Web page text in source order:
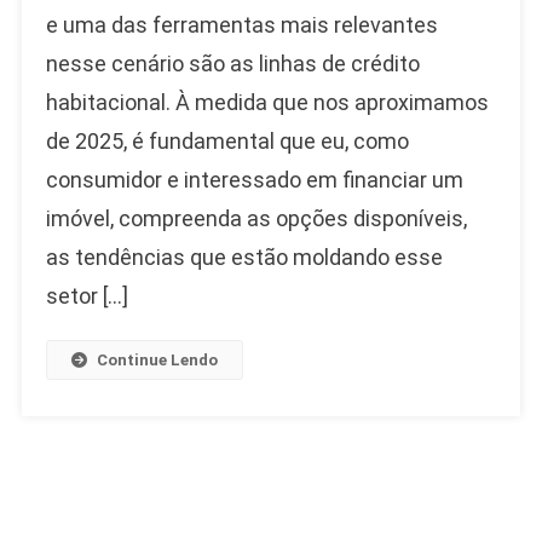
Crédito
Para
2025:
Que
Você
Saber
e uma das ferramentas mais relevantes
nesse cenário são as linhas de crédito
habitacional. À medida que nos aproximamos
de 2025, é fundamental que eu, como
consumidor e interessado em financiar um
imóvel, compreenda as opções disponíveis,
as tendências que estão moldando esse
setor […]
Continue Lendo